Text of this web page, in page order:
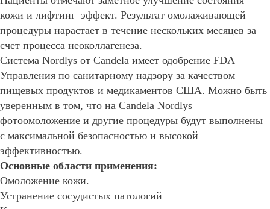
кожи и лифтинг–эффект. Результат омолаживающей
процедуры нарастает в течение нескольких месяцев за
счет процесса неоколлагенеза.
Система Nordlys от Candela имеет одобрение FDA —
Управления по санитарному надзору за качеством
пищевых продуктов и медикаментов США. Можно быть
уверенным в том, что на Candela Nordlys
фотоомоложение и другие процедуры будут выполнены
с максимальной безопасностью и высокой
эффективностью.
Основные области применения:
Омоложение кожи.
Устранение сосудистых патологий